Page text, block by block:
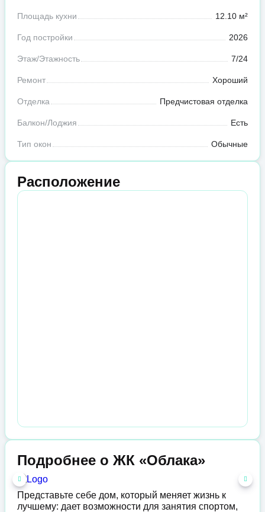
Площадь кухни 12.10 м²
Год постройки 2026
Этаж/Этажность 7/24
Ремонт Хороший
Отделка Предчистовая отделка
Балкон/Лоджия Есть
Тип окон Обычные
Расположение
Подробнее о ЖК «Облака»
Представьте себе дом, который меняет жизнь к
лучшему: дает возможности для занятия спортом,